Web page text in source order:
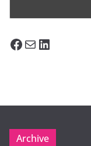
Facebook E-mail LinkedIn
Archive